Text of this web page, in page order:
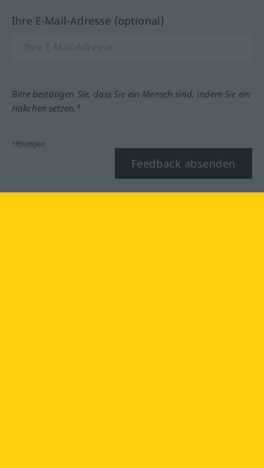
Ihre E-Mail-Adresse (optional)
Bitte bestätigen Sie, dass Sie ein Mensch sind, indem Sie ein
Häkchen setzen.*
*Pflichtfeld
Feedback absenden